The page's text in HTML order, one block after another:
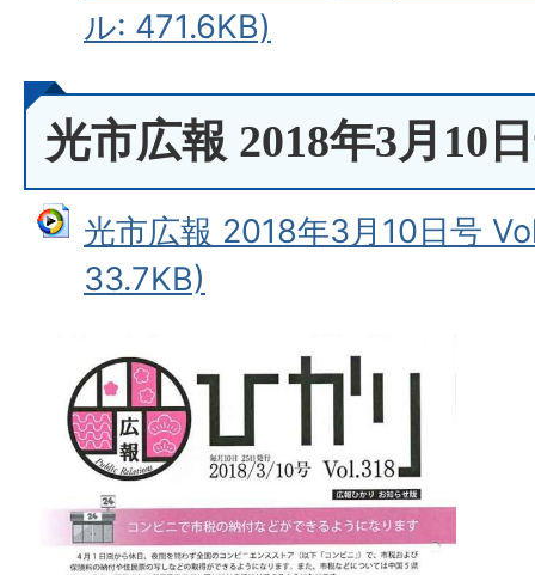
ル: 471.6KB)
光市広報 2018年3月10
光市広報 2018年3月10日号
33.7KB)